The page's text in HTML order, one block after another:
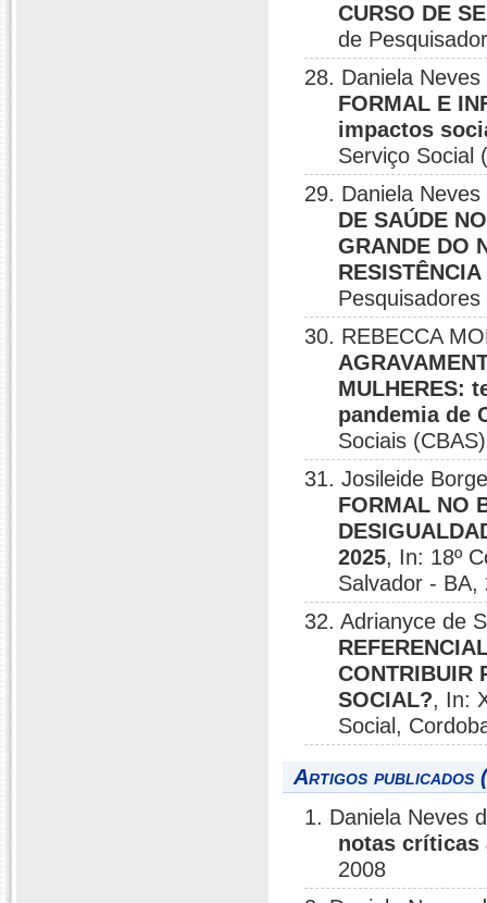
CURSO DE
de
28. Daniela
FORMAL E
impactos
Serviço Social
29. Daniela
DE SAÚDE
GRANDE DO
30. REBECCA
MULHERES:
pandemia de
Sociais
31. Josileide
FORMAL NO
2025, In: 18º
Salvador - BA,
32. Adrianyce de
CONTRIBUIR
SOCIAL?, In:
Social,
Artigos publicados
1. Daniela Neves
notas críticas
2008